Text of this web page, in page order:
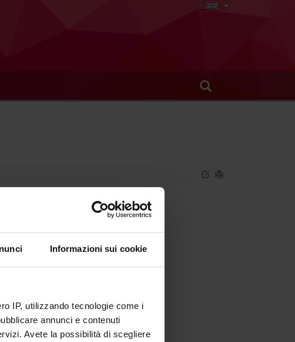
Informazioni sui cookie
IP, utilizzando tecnologie come i
annunci e contenuti
Avete la possibilità di scegliere